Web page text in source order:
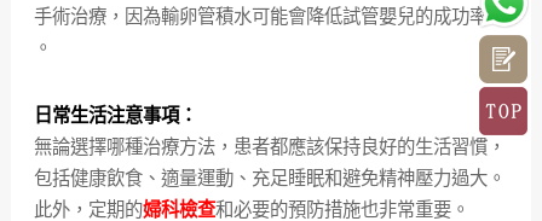
手術治療，因為輸卵管積水可能會降低試管嬰兒的成功率
。
日常生活注意事項：
無論選擇哪種治療方法，患者都應該保持良好的生活習慣，
包括健康飲食、適量運動、充足睡眠和避免精神壓力過大。
此外，定期的婦科檢查和必要的預防措施也非常重要。